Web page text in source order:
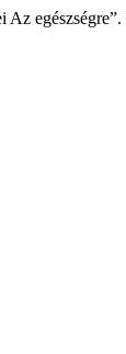
Az egészségre”.